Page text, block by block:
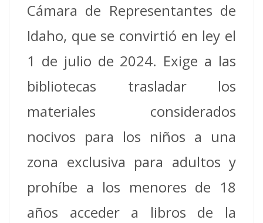
Cámara de Representantes de
Idaho, que se convirtió en ley el
1 de julio de 2024. Exige a las
bibliotecas trasladar los
materiales considerados
nocivos para los niños a una
zona exclusiva para adultos y
prohíbe a los menores de 18
años acceder a libros de la